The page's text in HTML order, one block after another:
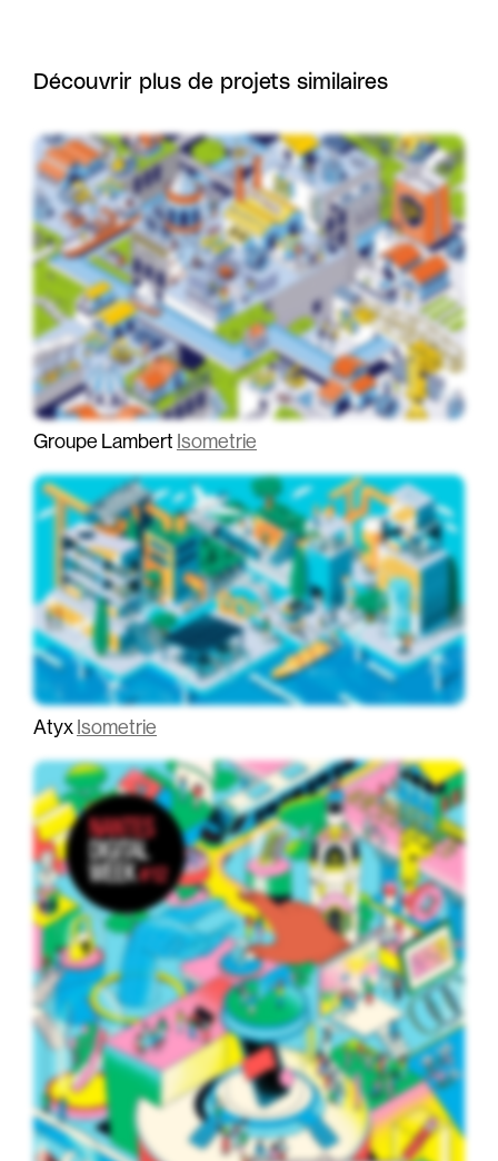
Découvrir plus de projets similaires
Groupe Lambert Isometrie
Atyx Isometrie